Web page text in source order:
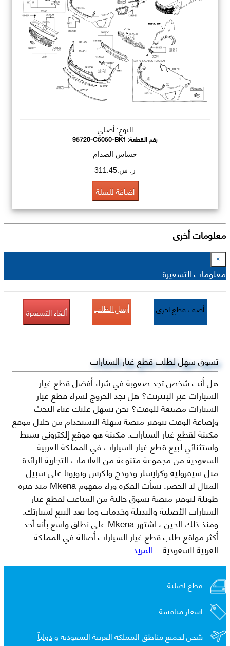
النوع: أصلي
رقم القطعة: 95720-C5050-BK1
حساس الصدام
ر. س.311.45
اضافة للسلة
معلومات أخرى
×
معلومات التسعيرة
أضف قطع اخرى أرسل الطلب ألغاء التسعيرة
تسوق سهل لطلب قطع غيار السيارات
هل أنت شخص تجد صعوبة في شراء أفضل قطع غيار
السيارات عبر الإنترنت؟ هل تجد الخروج لشراء قطع غيار
السيارات مضيعة للوقت؟ نحن نسهل عليك عناء البحث
وإضاعة الوقت بتوفير منصة سهلة الاستخدام من خلال موقع
مكينة لقطع غيار السيارات. مكينة هو موقع إلكتروني بسيط
واستثنائي لبيع قطع غيار السيارات في المملكة العربية
السعودية من مجموعة متنوعة من العلامات التجارية الرائدة
مثل شيفروليه وكرايسلر ودودج ولكزس وتويوتا على سبيل
المثال لا الحصر. نشأت الفكرة وراء مفهوم Mkena منذ فترة
طويلة لتوفير منصة تسوق خالية من المتاعب لقطع غيار
السيارات الأصلية والبديلة وخدمات وما بعد البيع لسيارتك.
ومنذ ذلك الحين ، اشتهر Mkena على نطاق واسع بأنه أحد
أكثر مواقع طلب قطع غيار السيارات أصالة في المملكة
العربية السعودية...المزيد
قطع اصلية
اسعار منافسة
شحن لجميع مناطق المملكة العربية السعوديه ودولياً